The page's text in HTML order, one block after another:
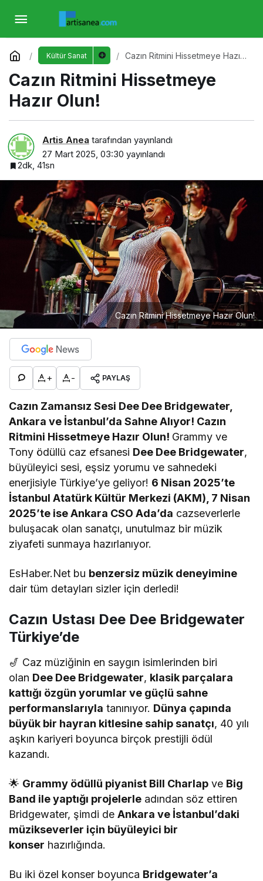
Kültür Sanat
Cazın Ritmini Hissetmeye Hazır
Cazın Ritmini Hissetmeye
Hazır Olun!
Artis Anea tarafından yayınlandı
27 Mart 2025, 03:30 yayınlandı
2dk, 41sn
Cazın Ritmini Hissetmeye Hazır Olun!
+ - PAYLAŞ
Cazın Zamansız Sesi Dee Dee Bridgewater,
Ankara ve İstanbul’da Sahne Alıyor! Cazın
Ritmini Hissetmeye Hazır Olun! Grammy ve
Tony ödüllü caz efsanesi Dee Dee Bridgewater,
büyüleyici sesi, eşsiz yorumu ve sahnedeki
enerjisiyle Türkiye’ye geliyor! 6 Nisan 2025’te
İstanbul Atatürk Kültür Merkezi (AKM), 7 Nisan
2025’te ise Ankara CSO Ada’da cazseverlerle
buluşacak olan sanatçı, unutulmaz bir müzik
ziyafeti sunmaya hazırlanıyor.
EsHaber.Net bu benzersiz müzik deneyimine
dair tüm detayları sizler için derledi!
Cazın Ustası Dee Dee Bridgewater
Türkiye’de
🎷 Caz müziğinin en saygın isimlerinden biri
olan Dee Dee Bridgewater, klasik parçalara
kattığı özgün yorumlar ve güçlü sahne
performanslarıyla tanınıyor. Dünya çapında
büyük bir hayran kitlesine sahip sanatçı, 40 yılı
aşkın kariyeri boyunca birçok prestijli ödül
kazandı.
🌟 Grammy ödüllü piyanist Bill Charlap ve Big
Band ile yaptığı projelerle adından söz ettiren
Bridgewater, şimdi deAnkara ve İstanbul’daki
müzikseverler için büyüleyici bir
konser hazırlığında.
Bu iki özel konser boyunca Bridgewater’a
Cazın Ritmini Hissetmeye Hazır Olun!
Yorum Yap